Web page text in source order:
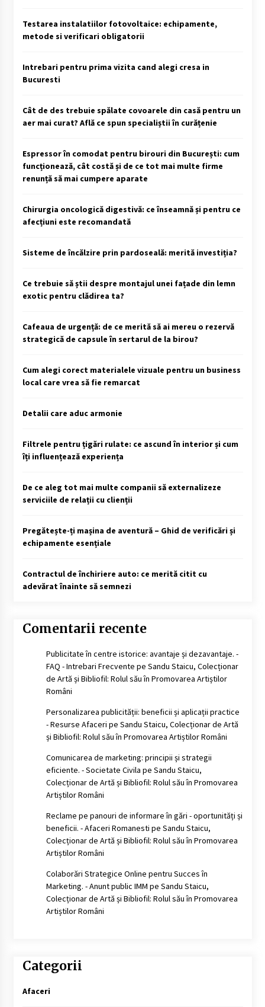
Testarea instalatiilor fotovoltaice: echipamente,
metode si verificari obligatorii
Intrebari pentru prima vizita cand alegi cresa in
Bucuresti
Cât de des trebuie spălate covoarele din casă pentru un
aer mai curat? Află ce spun specialiștii în curățenie
Espressor în comodat pentru birouri din București: cum
funcționează, cât costă și de ce tot mai multe firme
renunță să mai cumpere aparate
Chirurgia oncologică digestivă: ce înseamnă și pentru ce
afecțiuni este recomandată
Sisteme de încălzire prin pardoseală: merită investiția?
Ce trebuie să știi despre montajul unei fațade din lemn
exotic pentru clădirea ta?
Cafeaua de urgență: de ce merită să ai mereu o rezervă
strategică de capsule în sertarul de la birou?
Cum alegi corect materialele vizuale pentru un business
local care vrea să fie remarcat
Detalii care aduc armonie
Filtrele pentru țigări rulate: ce ascund în interior și cum
îți influențează experiența
De ce aleg tot mai multe companii să externalizeze
serviciile de relații cu clienții
Pregătește-ți mașina de aventură – Ghid de verificări și
echipamente esențiale
Contractul de închiriere auto: ce merită citit cu
adevărat înainte să semnezi
Comentarii recente
Publicitate în centre istorice: avantaje și dezavantaje. -
FAQ - Intrebari Frecvente pe Sandu Staicu, Colecționar
de Artă și Bibliofil: Rolul său în Promovarea Artiștilor
Români
Personalizarea publicității: beneficii și aplicații practice
- Resurse Afaceri pe Sandu Staicu, Colecționar de Artă
și Bibliofil: Rolul său în Promovarea Artiștilor Români
Comunicarea de marketing: principii și strategii
eficiente. - Societate Civila pe Sandu Staicu,
Colecționar de Artă și Bibliofil: Rolul său în Promovarea
Artiștilor Români
Reclame pe panouri de informare în gări - oportunități și
beneficii. - Afaceri Romanesti pe Sandu Staicu,
Colecționar de Artă și Bibliofil: Rolul său în Promovarea
Artiștilor Români
Colaborări Strategice Online pentru Succes în
Marketing. - Anunt public IMM pe Sandu Staicu,
Colecționar de Artă și Bibliofil: Rolul său în Promovarea
Artiștilor Români
Categorii
Afaceri